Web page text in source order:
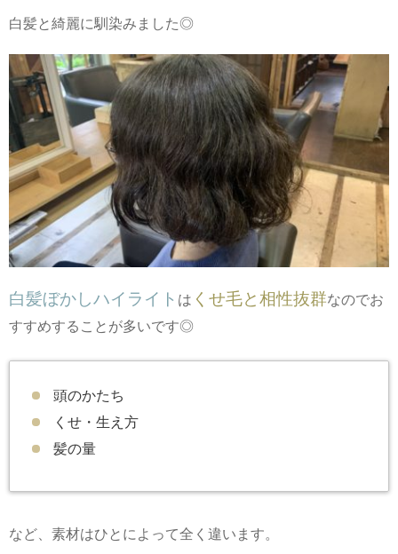
白髪と綺麗に馴染みました◎
白髪ぼかしハイライト は くせ毛と相性抜群なのでお
すすめすることが多いです◎
頭のかたち
くせ・生え方
髪の量
など、素材はひとによって全く違います。